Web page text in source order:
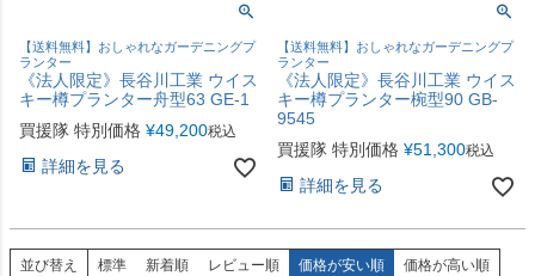
【送料無料】おしゃれなガーデニングプ
ランター
《法人限定》長谷川工業 ウイス
キー樽プランター舟型63 GE-1
買援隊 特別価格 ¥49,200税込
詳細を見る
【送料無料】おしゃれなガーデニングプ
ランター
《法人限定》長谷川工業 ウイス
キー樽プランター椀型90 GB-
9545
買援隊 特別価格 ¥51,300税込
詳細を見る
並び替え 標準 新着順 レビュー順 価格が安い順 価格が高い順